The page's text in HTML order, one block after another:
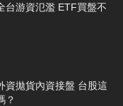
台游資氾濫 ETF買盤不
資拋貨內資接盤 台股這
？